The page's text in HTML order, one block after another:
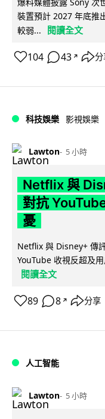
裝置預計 2027 年底推
較弱...
閱讀全文
104 43 ↗
科技娛樂 影視娛樂
Lawton 5 小時
Netflix 與
對抗
憂
Netflix 與 Disney+ 傳
YouTube 收視反超及
閱讀全文
89 8 ↗ 分享
人工智能
Lawton 5 小時